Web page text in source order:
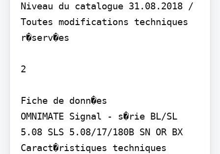
Niveau du catalogue 31.08.2018 /
Toutes modifications techniques
r�serv�es
2
Fiche de donn�es
OMNIMATE Signal - s�rie BL/SL
5.08 SLS 5.08/17/180B SN OR BX
Caract�ristiques techniques